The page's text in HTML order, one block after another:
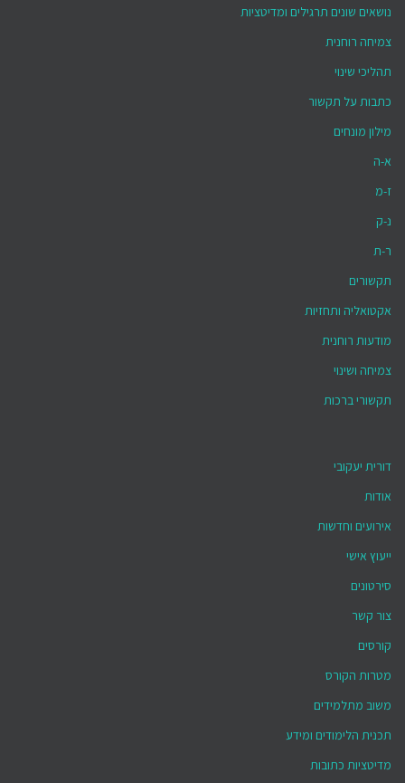
נושאים שונים תרגילים ומדיטציות
צמיחה רוחנית
תהליכי שינוי
כתבות על תקשור
מילון מונחים
א-ה
ז-מ
נ-ק
ר-ת
תקשורים
אקטואליה ותחזיות
מודעות רוחנית
צמיחה ושינוי
תקשורי ברכות
דורית יעקובי
אודות
אירועים וחדשות
ייעוץ אישי
סירטונים
צור קשר
קורסים
מטרות הקורס
משוב מתלמידים
תכנית הלימודים ומידע
מדיטציות כתובות